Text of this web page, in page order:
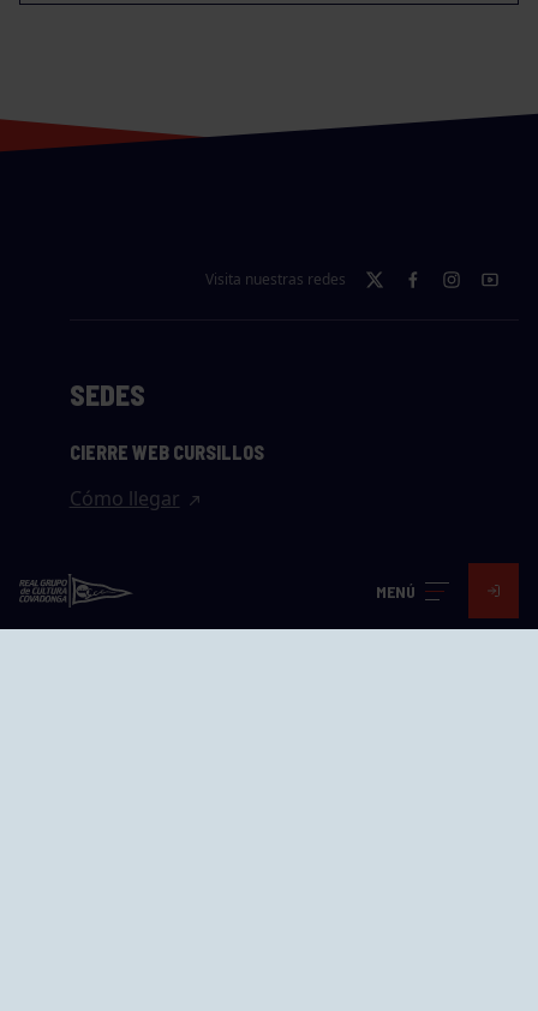
MENÚ
Visita nuestras redes
SEDES
CIERRE WEB CURSILLOS
Cómo llegar
Avd. Jesús Revuelta, 2 33204
Gijón - Asturias